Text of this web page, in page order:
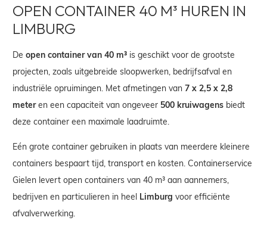
OPEN CONTAINER 40 M³ HUREN IN
LIMBURG
De open container van 40 m³ is geschikt voor de grootste
projecten, zoals uitgebreide sloopwerken, bedrijfsafval en
industriële opruimingen. Met afmetingen van 7 x 2,5 x 2,8
meteren een capaciteit van ongeveer 500 kruiwagens biedt
deze container een maximale laadruimte.
Eén grote container gebruiken in plaats van meerdere kleinere
containers bespaart tijd, transport en kosten. Containerservice
Gielen levert open containers van 40 m³ aan aannemers,
bedrijven en particulieren in heel Limburg voor efficiënte
afvalverwerking.